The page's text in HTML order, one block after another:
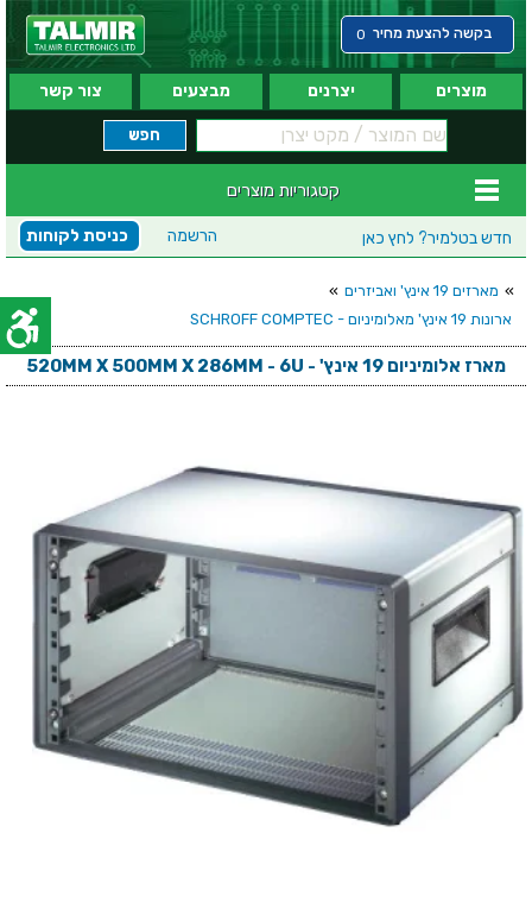
בקשה להצעת מחיר 0
מוצרים יצרנים מבצעים צור קשר
קטגוריות מוצרים
חדש בטלמיר? לחץ כאן כניסת לקוחות הרשמה
» מארזים 19 אינץ' ואביזרים
»
ארונות 19 אינץ' מאלומיניום - SCHROFF COMPTEC
מארז אלומיניום 19 אינץ' - 520MM X 500MM X 286MM - 6U